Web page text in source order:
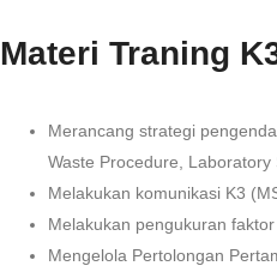
Materi Traning
Merancang strategi
Waste Procedure,
Melakukan komunikasi K3
Melakukan pengukuran
Mengelola Pertolongan